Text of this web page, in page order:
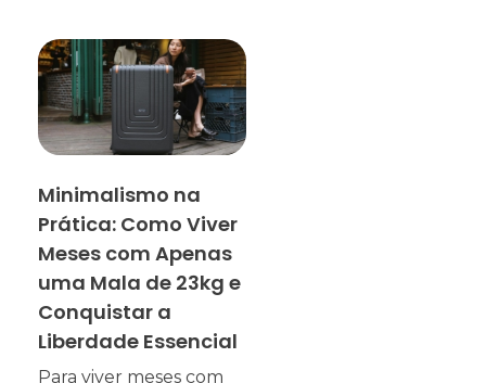
Minimalismo na
Prática: Como Viver
Meses com Apenas
uma Mala de 23kg e
Conquistar a
Liberdade Essencial
Para viver meses com